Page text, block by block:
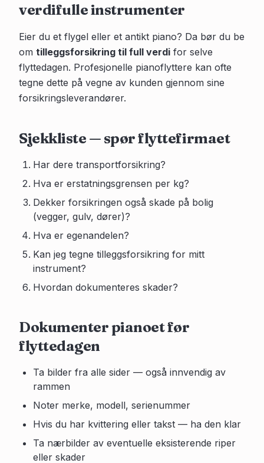
verdifulle instrumenter
Eier du et flygel eller et antikt piano? Da bør du be
om tilleggsforsikring til full verdi for selve
flyttedagen. Profesjonelle pianoflyttere kan ofte
tegne dette på vegne av kunden gjennom sine
forsikringsleverandører.
Sjekkliste — spør flyttefirmaet
Har dere transportforsikring?
Hva er erstatningsgrensen per kg?
Dekker forsikringen også skade på bolig
(vegger, gulv, dører)?
Hva er egenandelen?
Kan jeg tegne tilleggsforsikring for mitt
instrument?
Hvordan dokumenteres skader?
Dokumenter pianoet før
flyttedagen
Ta bilder fra alle sider — også innvendig av
rammen
Noter merke, modell, serienummer
Hvis du har kvittering eller takst — ha den klar
Ta nærbilder av eventuelle eksisterende riper
eller skader